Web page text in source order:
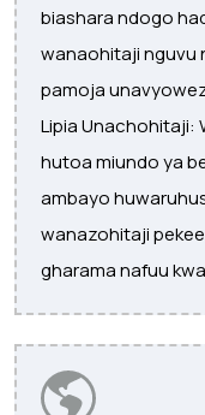
biashara ndogo
wanaohitaji nguvu
pamoja
Lipia Unachohitaji:
hutoa miundo ya
ambayo
wanazohitaji
gharama nafuu